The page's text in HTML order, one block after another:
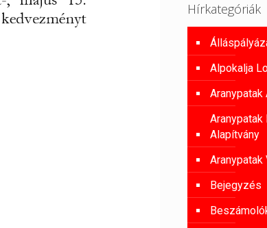
Hírkategóriák
Alpokalja
Aranypatak
Alapítvány
Bejegyzés